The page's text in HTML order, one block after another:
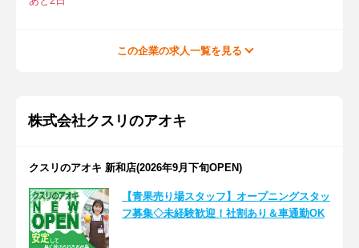
この企業の求人一覧を見る
株式会社クスリのアオキ
クスリのアオキ 新和店(2026年9月下旬OPEN)
【青果売り場スタッフ】オープニングスタッ
フ募集◇未経験歓迎！社割あり＆車通勤OK